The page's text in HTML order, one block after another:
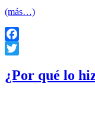
(más…)
Facebook
¿Por qué lo